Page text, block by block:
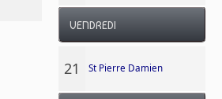
VENDREDI
21 St Pierre Damien